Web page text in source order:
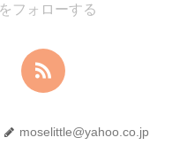
フォローする
moselittle@yahoo.co.jp